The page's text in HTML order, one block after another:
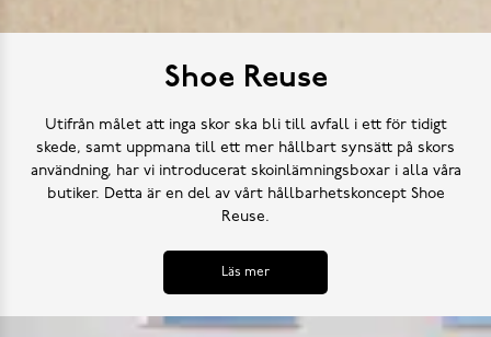
Shoe Reuse
Utifrån målet att inga skor ska bli till avfall i ett för tidigt
skede, samt uppmana till ett mer hållbart synsätt på skors
användning, har vi introducerat skoinlämningsboxar i alla våra
butiker. Detta är en del av vårt hållbarhetskoncept Shoe
Reuse.
Läs mer